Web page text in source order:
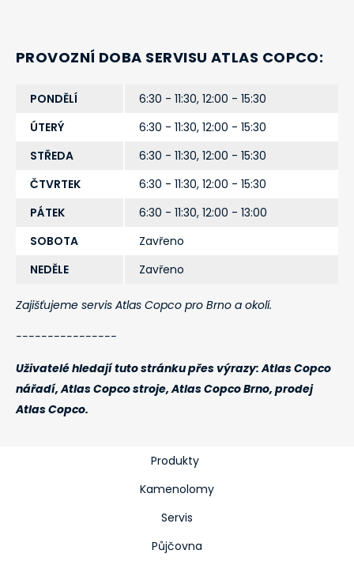
PROVOZNÍ DOBA SERVISU ATLAS COPCO:
PONDĚLÍ
6:30 - 11:30, 12:00 - 15:30
ÚTERÝ
6:30 - 11:30, 12:00 - 15:30
STŘEDA
6:30 - 11:30, 12:00 - 15:30
ČTVRTEK
6:30 - 11:30, 12:00 - 15:30
PÁTEK
6:30 - 11:30, 12:00 - 13:00
SOBOTA
Zavřeno
NEDĚLE
Zavřeno
Zajišťujeme servis Atlas Copco pro Brno a okolí.
----------------
Uživatelé hledají tuto stránku přes výrazy: Atlas Copco
nářadí, Atlas Copco stroje, Atlas Copco Brno, prodej
Atlas Copco.
Produkty
Kamenolomy
Servis
Půjčovna